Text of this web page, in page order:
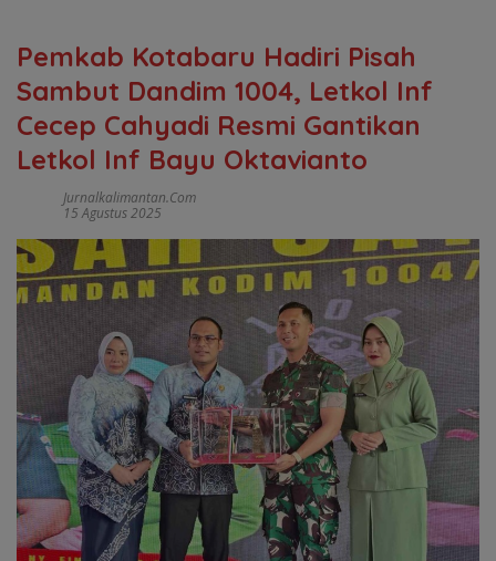
Pemkab Kotabaru Hadiri Pisah
Sambut Dandim 1004, Letkol Inf
Cecep Cahyadi Resmi Gantikan
Letkol Inf Bayu Oktavianto
Jurnalkalimantan.com
15 Agustus 2025